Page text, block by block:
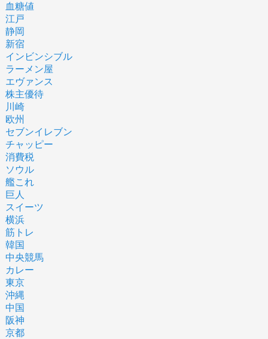
血糖値
江戸
静岡
新宿
インビンシブル
ラーメン屋
エヴァンス
株主優待
川崎
欧州
セブンイレブン
チャッピー
消費税
ソウル
艦これ
巨人
スイーツ
横浜
筋トレ
韓国
中央競馬
カレー
東京
沖縄
中国
阪神
京都